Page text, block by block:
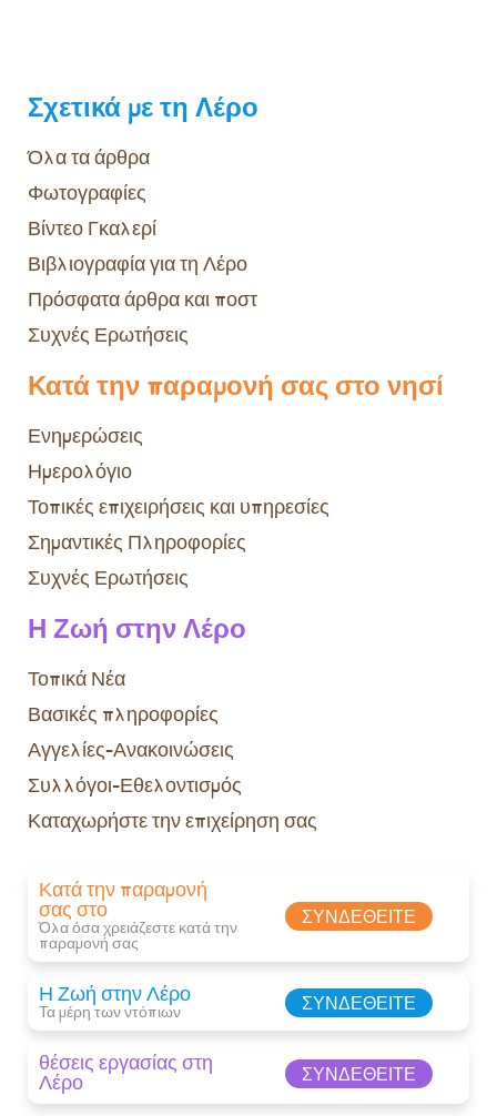
Σχετικά με τη Λέρο
Όλα τα άρθρα
Φωτογραφίες
Βίντεο Γκαλερί
Βιβλιογραφία για τη Λέρο
Πρόσφατα άρθρα και ποστ
Συχνές Ερωτήσεις
Κατά την παραμονή σας στο νησί
Ενημερώσεις
Ημερολόγιο
Τοπικές επιχειρήσεις και υπηρεσίες
Σημαντικές Πληροφορίες
Συχνές Ερωτήσεις
Η Ζωή στην Λέρο
Τοπικά Νέα
Βασικές πληροφορίες
Αγγελίες-Ανακοινώσεις
Συλλόγοι-Εθελοντισμός
Καταχωρήστε την επιχείρηση σας
Κατά την παραμονή
σας στο
Όλα όσα χρειάζεστε κατά την
παραμονή σας​
ΣΥΝΔΕΘΕΊΤΕ
Η Ζωή στην Λέρο
Τα μέρη των ντόπιων ΣΥΝΔΕΘΕΊΤΕ
θέσεις εργασίας στη
Λέρο ΣΥΝΔΕΘΕΊΤΕ